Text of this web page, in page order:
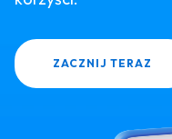
ZACZNIJ TERAZ